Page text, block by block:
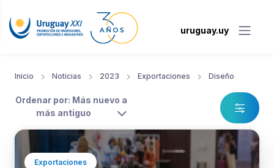
uruguay.uy
Inicio Noticias 2023 Exportaciones Diseño
Ordenar por: Más nuevo a
más antiguo
Exportaciones